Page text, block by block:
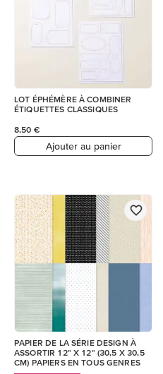
LOT ÉPHÉMÈRE À COMBINER
ÉTIQUETTES CLASSIQUES
8,50 €
Ajouter au panier
PAPIER DE LA SÉRIE DESIGN À
ASSORTIR 12" X 12" (30,5 X 30,5
CM) PAPIERS EN TOUS GENRES